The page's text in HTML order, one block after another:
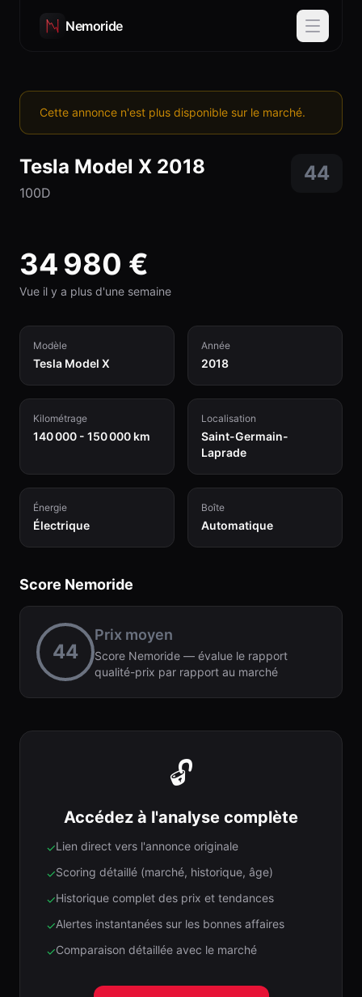
Nemoride
Cette annonce n'est plus disponible sur le marché.
Tesla Model X 2018
100D
44
34 980 €
Vue il y a plus d'une semaine
Modèle
Tesla Model X
Année
2018
Kilométrage
140 000 - 150 000 km
Localisation
Saint-Germain-
Laprade
Énergie
Électrique
Boîte
Automatique
Score Nemoride
44
Prix moyen
Score Nemoride — évalue le rapport
qualité-prix par rapport au marché
🔓
Accédez à l'analyse complète
✓Lien direct vers l'annonce originale
✓Scoring détaillé (marché, historique, âge)
✓Historique complet des prix et tendances
✓Alertes instantanées sur les bonnes affaires
✓Comparaison détaillée avec le marché